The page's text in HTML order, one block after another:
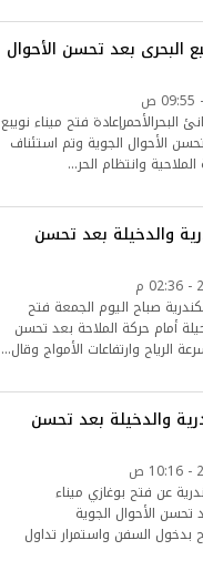
البحرى بعد تحسن الأحوال
البحرالأحمرإعادة فتح ميناء نويبع
الأحوال الجوية وتم استئناف
وانتظام الحر…
والدخيلة بعد تحسن
صباح اليوم الجمعة فتح
أمام حركة الملاحة بعد تحسن
الرياح وارتفاعات الأمواج وقال…
والدخيلة بعد تحسن
عن فتح بوغازي ميناء
تحسن الأحوال الجوية
بدخول السفن واستمرار تداول